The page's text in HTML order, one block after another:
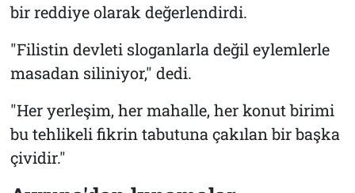
bir reddiye olarak değerlendirdi.
"Filistin devleti sloganlarla değil eylemlerle
masadan siliniyor," dedi.
"Her yerleşim, her mahalle, her konut birimi
bu tehlikeli fikrin tabutuna çakılan bir başka
çividir."